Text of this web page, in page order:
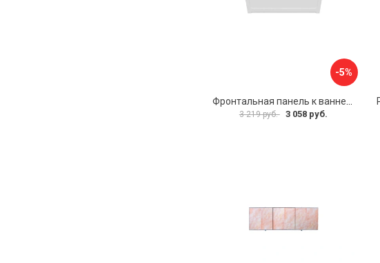
-5%
Фронтальная панель к ванне Мия Aquatek 00000089315
3 219 руб. 3 058 руб.